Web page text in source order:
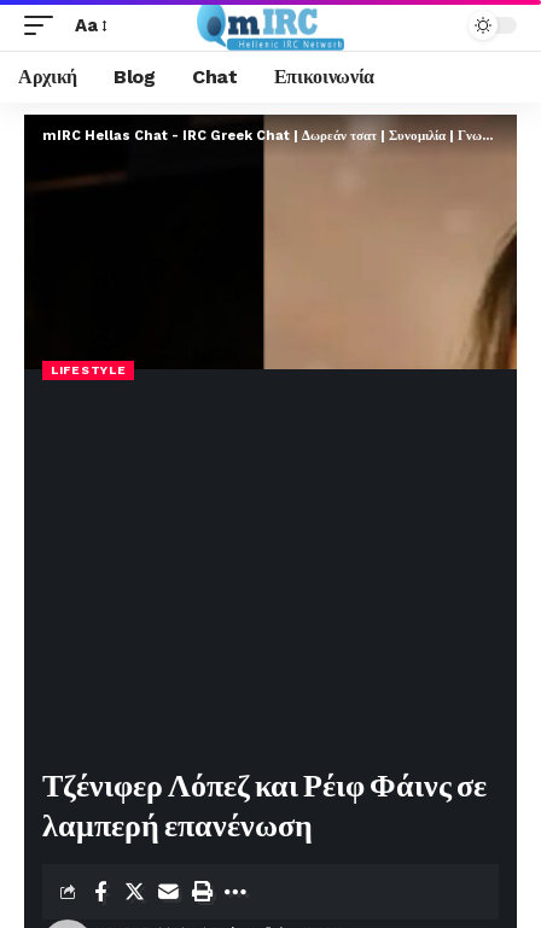
Aa
Αρχική Blog Chat Επικοινωνία
mIRC Hellas Chat - IRC Greek Chat | Δωρεάν τσατ | Συνομιλία | Γνωριμίες | FREE
LIFESTYLE
Τζένιφερ Λόπεζ και Ρέιφ Φάινς σε
λαμπερή επανένωση